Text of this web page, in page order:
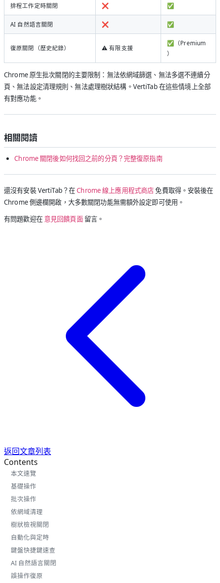
排程工作定時關閉 ❌ ✅
AI 自然語言關閉 ❌ ✅
復原關閉（歷史紀錄） ⚠️ 有限支援
✅（Premium
）
Chrome 原生批次關閉的主要限制：無法依網域篩選、無法多選不連續分
頁、無法設定清理規則、無法處理樹狀結構。VertiTab 在這些情境上全部
有對應功能。
相關閱讀
Chrome 關閉後如何找回之前的分頁？完整復原指南
還沒有安裝 VertiTab？在Chrome 線上應用程式商店免費取得。安裝後在
Chrome 側邊欄開啟，大多數關閉功能無需額外設定即可使用。
有問題歡迎在 意見回饋頁面留言。
返回文章列表
Contents
本文速覽
基礎操作
批次操作
依網域清理
樹狀檢視關閉
自動化與定時
鍵盤快捷鍵速查
AI 自然語言關閉
誤操作復原